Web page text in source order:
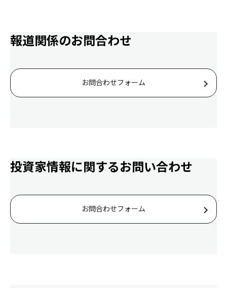
報道関係のお問合わせ
お問合わせフォーム
投資家情報に関するお問い合わせ
お問合わせフォーム